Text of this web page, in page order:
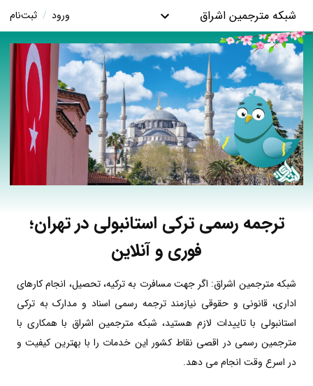
شبکه مترجمین اشراق ورود / ثبت‌نام
ترجمه رسمی ترکی استانبولی در تهران؛
فوری و آنلاین
شبکه مترجمین اشراق: اگر جهت مسافرت به ترکیه، تحصیل، انجام کارهای
اداری، قانونی و حقوقی نیازمند ترجمه رسمی اسناد و مدارک به ترکی
استانبولی با تاییدات لازم هستید، شبکه مترجمین اشراق با همکاری با
مترجمین رسمی در اقصی نقاط کشور این خدمات را با بهترین کیفیت و
در اسرع وقت انجام می دهد.